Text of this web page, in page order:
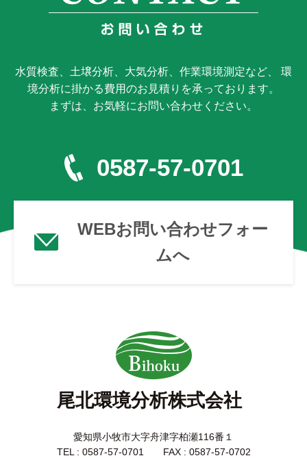
水質検査、土壌分析、大気分析、作業環境測定など、 環
境分析に掛かる費用のお見積りを承っております。
まずは、お気軽にお問い合わせください。
0587-57-0701
WEBお問い合わせフォー
ムへ
尾北環境分析株式会社
愛知県小牧市大字舟津字柏瀬116番１
TEL : 0587-57-0701 FAX : 0587-57-0702